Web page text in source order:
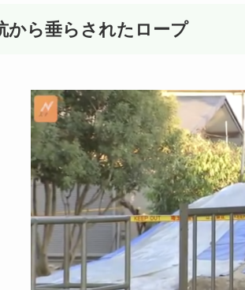
から垂らされたロープ